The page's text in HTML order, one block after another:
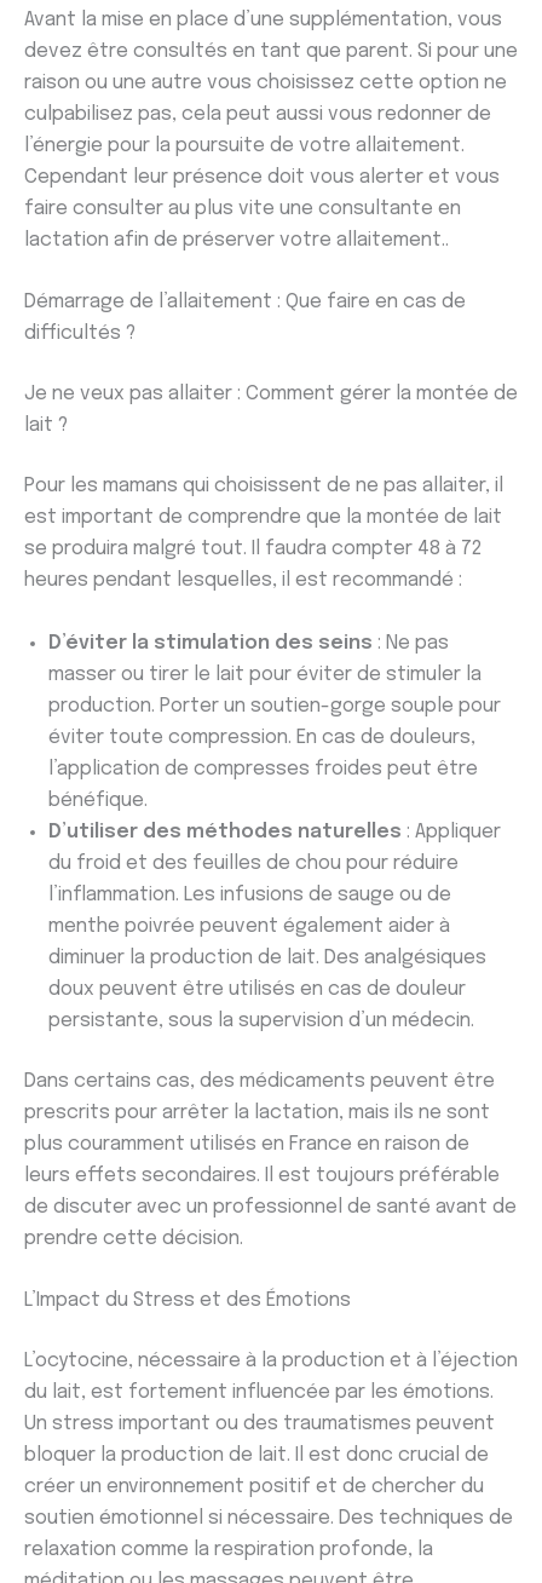
Avant la mise en place d’une supplémentation, vous
devez être consultés en tant que parent. Si pour une
raison ou une autre vous choisissez cette option ne
culpabilisez pas, cela peut aussi vous redonner de
l’énergie pour la poursuite de votre allaitement.
Cependant leur présence doit vous alerter et vous
faire consulter au plus vite une consultante en
lactation afin de préserver votre allaitement..
Démarrage de l’allaitement : Que faire en cas de
difficultés ?
Je ne veux pas allaiter : Comment gérer la montée de
lait ?
Pour les mamans qui choisissent de ne pas allaiter, il
est important de comprendre que la montée de lait
se produira malgré tout. Il faudra compter 48 à 72
heures pendant lesquelles, il est recommandé :
D’éviter la stimulation des seins : Ne pas
masser ou tirer le lait pour éviter de stimuler la
production. Porter un soutien-gorge souple pour
éviter toute compression. En cas de douleurs,
l’application de compresses froides peut être
bénéfique.
D’utiliser des méthodes naturelles : Appliquer
du froid et des feuilles de chou pour réduire
l’inflammation. Les infusions de sauge ou de
menthe poivrée peuvent également aider à
diminuer la production de lait. Des analgésiques
doux peuvent être utilisés en cas de douleur
persistante, sous la supervision d’un médecin.
Dans certains cas, des médicaments peuvent être
prescrits pour arrêter la lactation, mais ils ne sont
plus couramment utilisés en France en raison de
leurs effets secondaires. Il est toujours préférable
de discuter avec un professionnel de santé avant de
prendre cette décision.
L’Impact du Stress et des Émotions
L’ocytocine, nécessaire à la production et à l’éjection
du lait, est fortement influencée par les émotions.
Un stress important ou des traumatismes peuvent
bloquer la production de lait. Il est donc crucial de
créer un environnement positif et de chercher du
soutien émotionnel si nécessaire. Des techniques de
relaxation comme la respiration profonde, la